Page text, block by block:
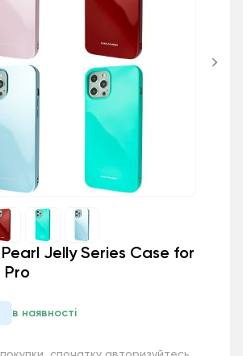
Jelly Series Case for
Pro
в наявності
спочатку авторизуйтесь.